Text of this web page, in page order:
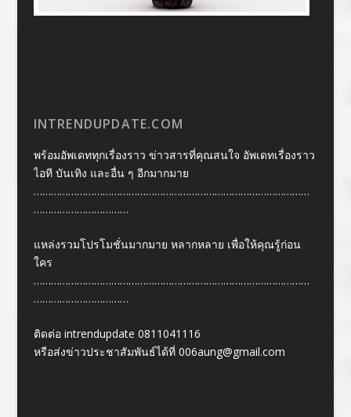
INTRENDUPDATE.COM
พร้อมอัพเดททุกเรื่องราว ข่าวสารที่คุณสนใจ อัพเดทเรื่องราว
ไอที บันเทิง และอื่น ๆ อีกมากมาย
……………………………………………………………………………………
……………………………
แหล่งรวมโปรโมชั่นมากมาย หลากหลาย เพื่อให้คุณรู้ก่อน
ใคร
……………………………………………………………………………………
……………………………
ติดต่อ intrendupdate 0811041116
หรือส่งข่าวประชาสัมพันธ์ได้ที่ 006aung@gmail.com